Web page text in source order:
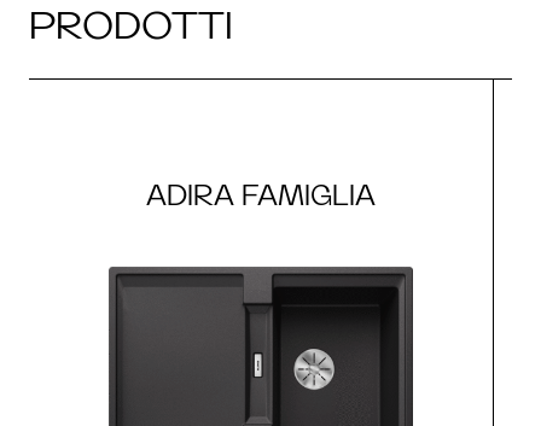
PRODOTTI
ADIRA FAMIGLIA